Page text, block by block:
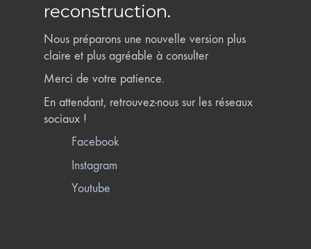
reconstruction.
Nous préparons une nouvelle version plus
claire et plus agréable à consulter
Merci de votre patience.
En attendant, retrouvez-nous sur les réseaux
sociaux !
Facebook
Instagram
Youtube